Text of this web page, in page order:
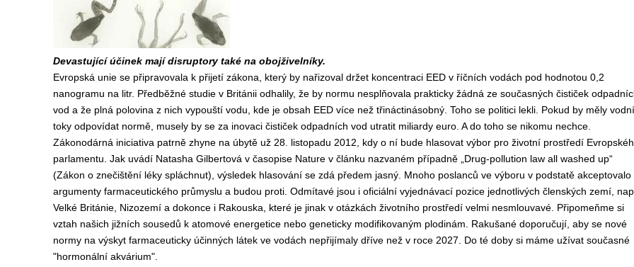
Devastující účinek mají disruptory také na obojživelníky.
Evropská unie se připravovala k přijetí zákona, který by nařizoval držet koncentraci EED v říčních vodách pod hodnotou 0,2
nanogramu na litr. Předběžné studie v Británii odhalily, že by normu nesplňovala prakticky žádná ze současných čističek
vod a že plná polovina z nich vypouští vodu, kde je obsah EED více než třináctinásobný. Toho se politici lekli. Pokud by měly vodní
toky odpovídat normě, musely by se za inovaci čističek odpadních vod utratit miliardy euro. A do toho se nikomu nechce.
Zákonodárná iniciativa patrně zhyne na úbytě už 28. listopadu 2012, kdy o ní bude hlasovat výbor pro životní prostředí
parlamentu. Jak uvádí Natasha Gilbertová v časopise Nature v článku nazvaném případně „Drug-pollution law all washed up“
(Zákon o znečištění léky spláchnut), výsledek hlasování se zdá předem jasný. Mnoho poslanců ve výboru v podstatě akceptovalo
argumenty farmaceutického průmyslu a budou proti. Odmítavé jsou i oficiální vyjednávací pozice jednotlivých členských zemí,
Velké Británie, Nizozemí a dokonce i Rakouska, které je jinak v otázkách životního prostředí velmi nesmlouvavé. Připomeňme si
vztah našich jižních sousedů k atomové energetice nebo geneticky modifikovaným plodinám. Rakušané doporučují, aby se nové
normy na výskyt farmaceuticky účinných látek ve vodách nepřijímaly dříve než v roce 2027. Do té doby si máme užívat současné
"hormonální akvárium".